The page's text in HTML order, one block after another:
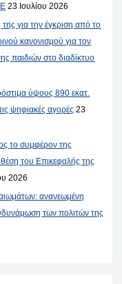
23 Ιουλίου 2026
για την έγκριση από το
κανονισμού για τον
παιδιών στο διαδίκτυο
ύψους 890 εκατ.
ψηφιακές αγορές 23
το συμφέρον της
του Επικεφαλής της
2026
ανανεωμένη
των πολιτών της